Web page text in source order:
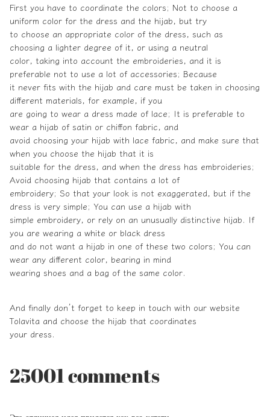
First you have to coordinate the colors; Not to choose a
uniform color for the dress and the hijab, but try
to choose an appropriate color of the dress, such as
choosing a lighter degree of it, or using a neutral
color, taking into account the embroideries, and it is
preferable not to use a lot of accessories; Because
it never fits with the hijab and care must be taken in choosing
different materials, for example, if you
are going to wear a dress made of lace; It is preferable to
wear a hijab of satin or chiffon fabric, and
avoid choosing your hijab with lace fabric, and make sure that
when you choose the hijab that it is
suitable for the dress, and when the dress has embroideries;
Avoid choosing hijab that contains a lot of
embroidery; So that your look is not exaggerated, but if the
dress is very simple; You can use a hijab with
simple embroidery, or rely on an unusually distinctive hijab. If
you are wearing a white or black dress
and do not want a hijab in one of these two colors; You can
wear any different color, bearing in mind
wearing shoes and a bag of the same color.
And finally don’t forget to keep in touch with our website
Tolavita and choose the hijab that coordinates
your dress.
25001 comments